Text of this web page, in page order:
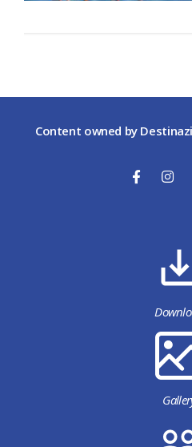
Content owned by